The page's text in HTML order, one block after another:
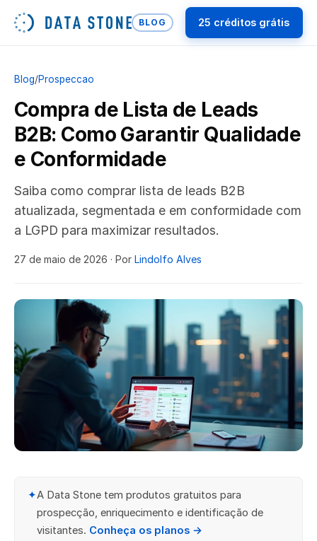
BLOG 25 créditos grátis
Blog/Prospeccao
Compra de Lista de Leads
B2B: Como Garantir Qualidade
e Conformidade
Saiba como comprar lista de leads B2B
atualizada, segmentada e em conformidade com
a LGPD para maximizar resultados.
27 de maio de 2026 · Por Lindolfo Alves
✦A Data Stone tem produtos gratuitos para
prospecção, enriquecimento e identificação de
visitantes. Conheça os planos →